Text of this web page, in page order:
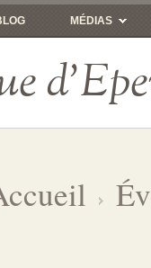
MÉDIAS